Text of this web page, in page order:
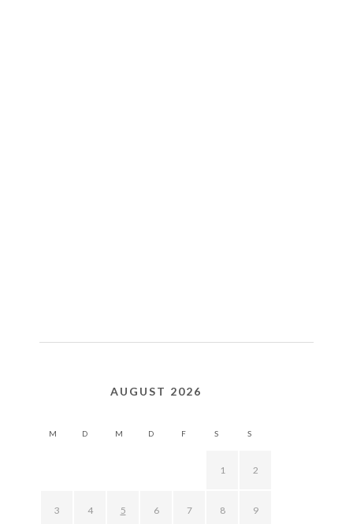
AUGUST 2026
M D M D F S S
1 2
3 4 5 6 7 8 9